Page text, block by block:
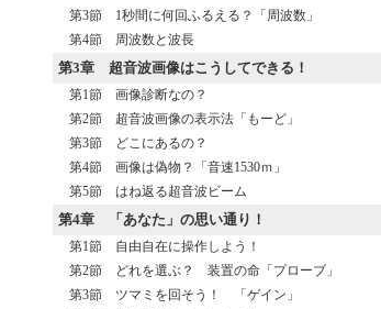
第3節 1秒間に何回ふるえる？「周波数」
第4節 周波数と波長
第3章 超音波画像はこうしてできる！
第1節 画像診断なの？
第2節 超音波画像の表示法「もーど」
第3節 どこにあるの？
第4節 画像は偽物？「音速1530ｍ」
第5節 はね返る超音波ビーム
第4章 「あなた」の思い通り！
第1節 自由自在に操作しよう！
第2節 どれを選ぶ？ 装置の命「プローブ」
第3節 ツマミを回そう！ 「ゲイン」